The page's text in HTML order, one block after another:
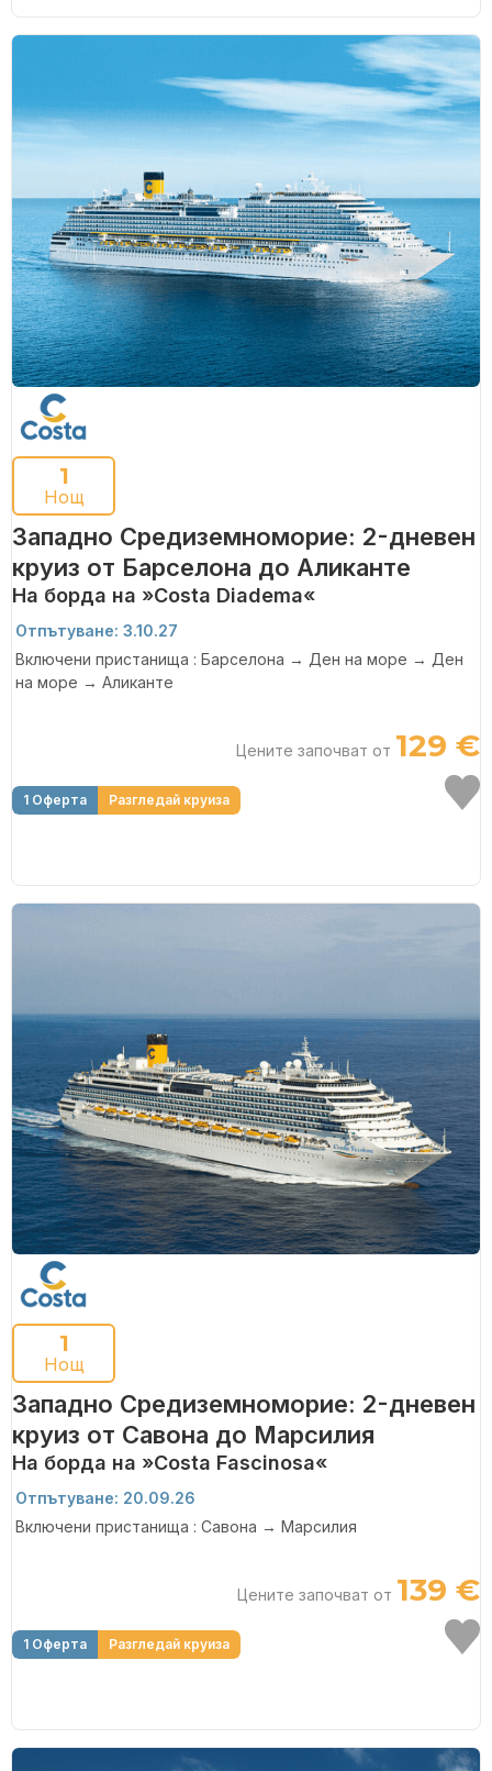
1
Нощ
Западно Средиземноморие: 2-дневен
круиз от Барселона до Аликанте
На борда на »Costa Diadema«
Отпътуване: 3.10.27
Включени пристанища : Барселона → Ден на море → Ден
на море → Аликанте
Цените започват от 129 €
1 Оферта Разгледай круиза
1
Нощ
Западно Средиземноморие: 2-дневен
круиз от Савона до Марсилия
На борда на »Costa Fascinosa«
Отпътуване: 20.09.26
Включени пристанища : Савона → Марсилия
Цените започват от 139 €
1 Оферта Разгледай круиза